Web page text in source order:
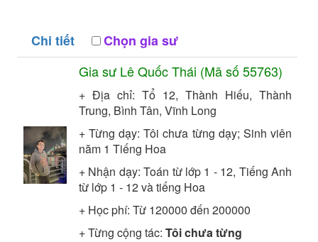
Chi tiết
Chọn gia sư
Gia sư Lê Quốc Thái (Mã số55763)
+ Địa chỉ: Tổ 12, Thành Hiếu, Thành
Trung, Bình Tân, Vĩnh Long
+ Từng dạy: Tôi chưa từng dạy; Sinh viên
năm 1 Tiếng Hoa
+ Nhận dạy: Toán từ lớp 1 - 12, Tiếng Anh
từ lớp 1 - 12 và tiếng Hoa
+ Học phí: Từ 120000 đến 200000
+ Từng cộng tác: Tôi chưa từng